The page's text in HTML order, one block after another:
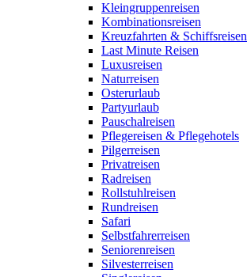
Kleingruppenreisen
Kombinationsreisen
Kreuzfahrten & Schiffsreisen
Last Minute Reisen
Luxusreisen
Naturreisen
Osterurlaub
Partyurlaub
Pauschalreisen
Pflegereisen & Pflegehotels
Pilgerreisen
Privatreisen
Radreisen
Rollstuhlreisen
Rundreisen
Safari
Selbstfahrerreisen
Seniorenreisen
Silvesterreisen